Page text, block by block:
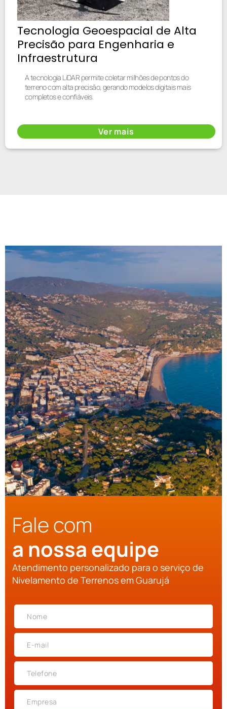
Tecnologia Geoespacial de Alta
Precisão para Engenharia e
Infraestrutura
A tecnologia LiDAR permite coletar milhões de pontos do
terreno com alta precisão, gerando modelos digitais mais
completos e confiáveis.
Ver mais
Fale com
a nossa equipe
Atendimento personalizado para o serviço de
Nivelamento de Terrenos em Guarujá